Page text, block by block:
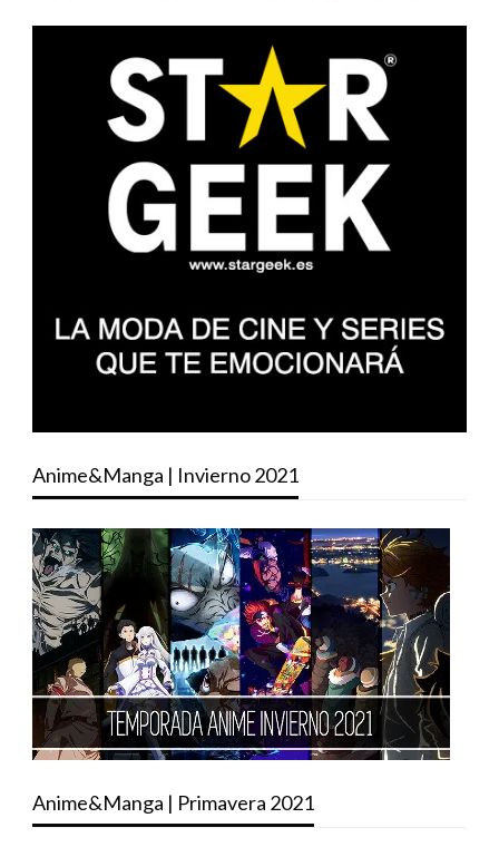
Anime&Manga | Invierno 2021
Anime&Manga | Primavera 2021